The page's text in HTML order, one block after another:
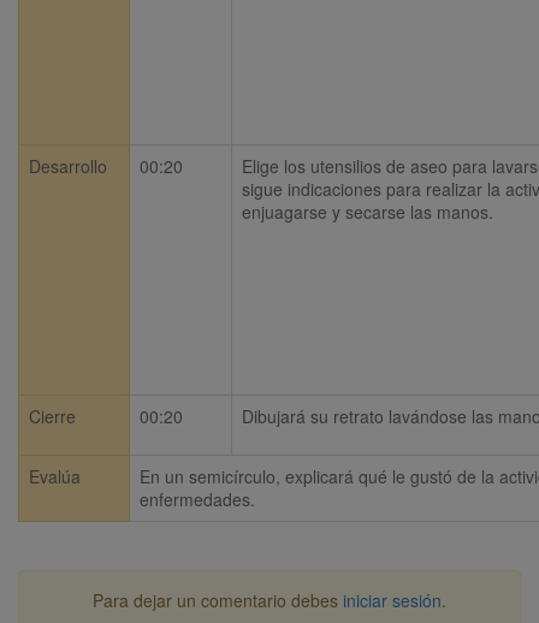
Desarrollo 00:20
Elige los utensilios de aseo para
sigue indicaciones para realizar la
enjuagarse y secarse las manos.
Cierre 00:20 Dibujará su retrato lavándose las
Evalúa
En un semicírculo, explicará qué le gustó de la
enfermedades.
Para dejar un comentario debes iniciar sesión.